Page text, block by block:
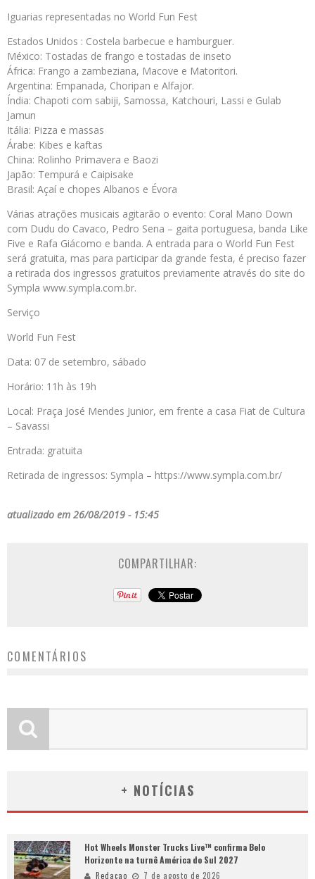
Iguarias representadas no World Fun Fest
Estados Unidos : Costela barbecue e hamburguer.
México: Tostadas de frango e tostadas de inseto
África: Frango a zambeziana, Macove e Matoritori.
Argentina: Empanada, Choripan e Alfajor.
Índia: Chapoti com sabiji, Samossa, Katchouri, Lassi e Gulab
Jamun
Itália: Pizza e massas
Árabe: Kibes e kaftas
China: Rolinho Primavera e Baozi
Japão: Tempurá e Caipisake
Brasil: Açaí e chopes Albanos e Évora
Várias atrações musicais agitarão o evento: Coral Mano Down
com Dudu do Cavaco, Pedro Sena – gaita portuguesa, banda Like
Five e Rafa Giácomo e banda. A entrada para o World Fun Fest
será gratuita, mas para participar da grande festa, é preciso fazer
a retirada dos ingressos gratuitos previamente através do site do
Sympla www.sympla.com.br.
Serviço
World Fun Fest
Data: 07 de setembro, sábado
Horário: 11h às 19h
Local: Praça José Mendes Junior, em frente a casa Fiat de Cultura
– Savassi
Entrada: gratuita
Retirada de ingressos: Sympla – https://www.sympla.com.br/
atualizado em 26/08/2019 - 15:45
COMPARTILHAR:
COMENTÁRIOS
+ NOTÍCIAS
Hot Wheels Monster Trucks Live™ confirma Belo
Horizonte na turnê América do Sul 2027
Redacao 7 de agosto de 2026